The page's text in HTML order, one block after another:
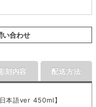
い合わせ
本語ver 450ml】
刻内容 配送方法